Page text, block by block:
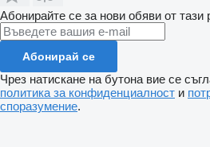
Абонирайте се за нови обяви от тази
Абонирай се
Чрез натискане на бутона вие се
политика за конфиденциалност и
споразумение.